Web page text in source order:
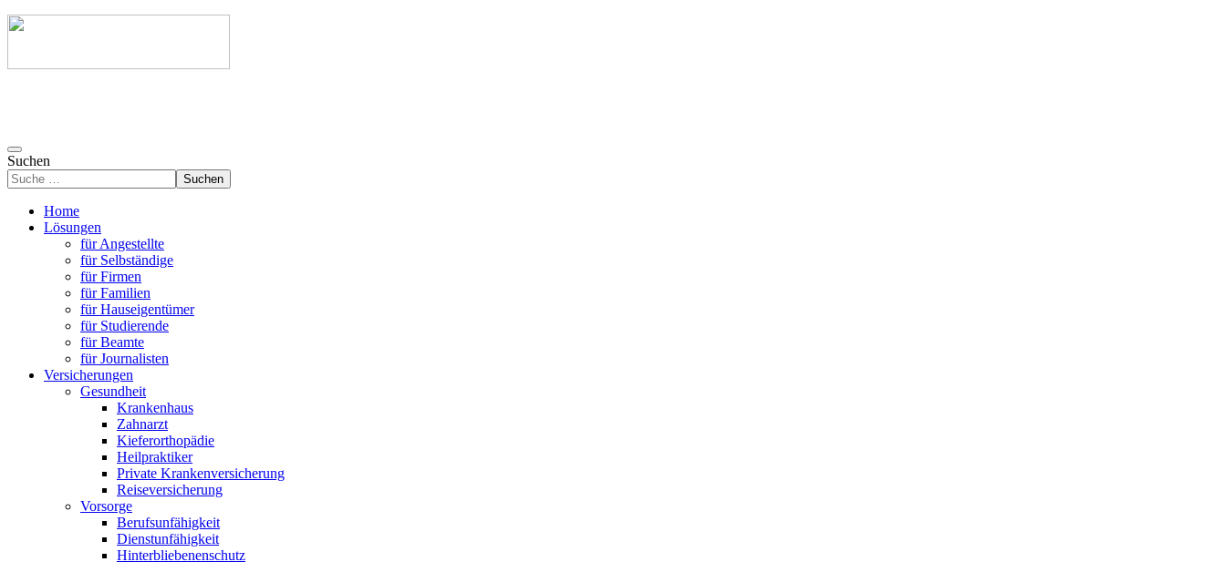
Suchen
Suchen
Home
Lösungen
für Angestellte
für Selbständige
für Firmen
für Familien
für Hauseigentümer
für Studierende
für Beamte
für Journalisten
Versicherungen
Gesundheit
Krankenhaus
Zahnarzt
Kieferorthopädie
Heilpraktiker
Private Krankenversicherung
Reiseversicherung
Vorsorge
Berufsunfähigkeit
Dienstunfähigkeit
Hinterbliebenenschutz